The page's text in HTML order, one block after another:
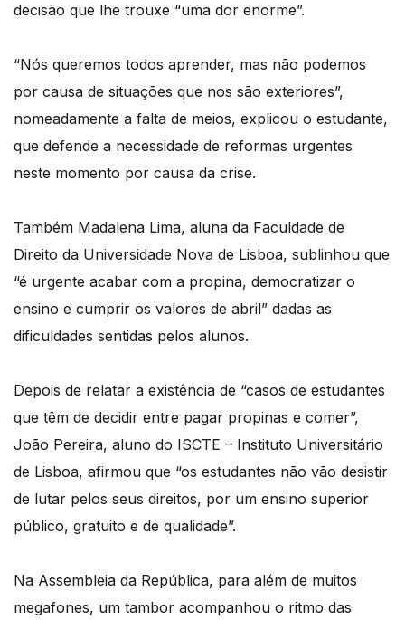
decisão que lhe trouxe “uma dor enorme”.
“Nós queremos todos aprender, mas não podemos
por causa de situações que nos são exteriores”,
nomeadamente a falta de meios, explicou o estudante,
que defende a necessidade de reformas urgentes
neste momento por causa da crise.
Também Madalena Lima, aluna da Faculdade de
Direito da Universidade Nova de Lisboa, sublinhou que
“é urgente acabar com a propina, democratizar o
ensino e cumprir os valores de abril” dadas as
dificuldades sentidas pelos alunos.
Depois de relatar a existência de “casos de estudantes
que têm de decidir entre pagar propinas e comer”,
João Pereira, aluno do ISCTE – Instituto Universitário
de Lisboa, afirmou que “os estudantes não vão desistir
de lutar pelos seus direitos, por um ensino superior
público, gratuito e de qualidade”.
Na Assembleia da República, para além de muitos
megafones, um tambor acompanhou o ritmo das